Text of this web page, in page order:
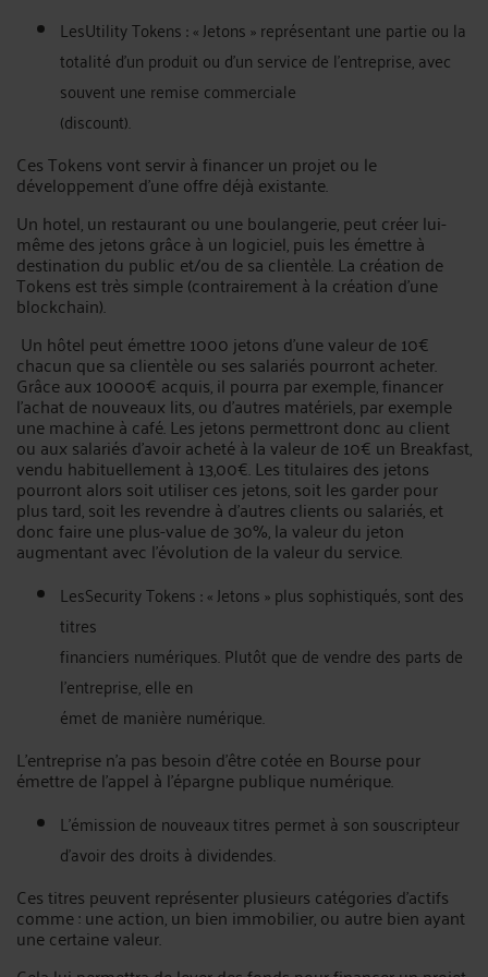
LesUtility Tokens : « Jetons » représentant une partie ou la
totalité d’un produit ou d’un service de l’entreprise, avec
souvent une remise commerciale
(discount).
Ces Tokens vont servir à financer un projet ou le
développement d’une offre déjà existante.
Un hotel, un restaurant ou une boulangerie, peut créer lui-
même des jetons grâce à un logiciel, puis les émettre à
destination du public et/ou de sa clientèle. La création de
Tokens est très simple (contrairement à la création d’une
blockchain).
Un hôtel peut émettre 1000 jetons d’une valeur de 10€
chacun que sa clientèle ou ses salariés pourront acheter.
Grâce aux 10000€ acquis, il pourra par exemple, financer
l’achat de nouveaux lits, ou d’autres matériels, par exemple
une machine à café. Les jetons permettront donc au client
ou aux salariés d’avoir acheté à la valeur de 10€ un Breakfast,
vendu habituellement à 13,00€. Les titulaires des jetons
pourront alors soit utiliser ces jetons, soit les garder pour
plus tard, soit les revendre à d’autres clients ou salariés, et
donc faire une plus-value de 30%, la valeur du jeton
augmentant avec l’évolution de la valeur du service.
LesSecurity Tokens : « Jetons » plus sophistiqués, sont des
titres
financiers numériques. Plutôt que de vendre des parts de
l’entreprise, elle en
émet de manière numérique.
L’entreprise n’a pas besoin d’être cotée en Bourse pour
émettre de l’appel à l’épargne publique numérique.
L’émission de nouveaux titres permet à son souscripteur
d’avoir des droits à dividendes.
Ces titres peuvent représenter plusieurs catégories d’actifs
comme : une action, un bien immobilier, ou autre bien ayant
une certaine valeur.